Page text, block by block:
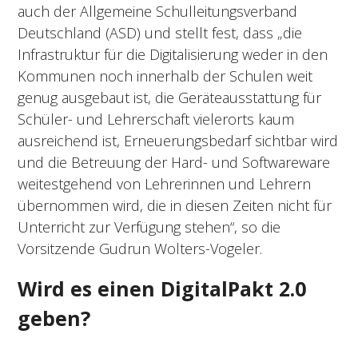
auch der Allgemeine Schulleitungsverband
Deutschland (ASD) und stellt fest, dass „die
Infrastruktur für die Digitalisierung weder in den
Kommunen noch innerhalb der Schulen weit
genug ausgebaut ist, die Geräteausstattung für
Schüler- und Lehrerschaft vielerorts kaum
ausreichend ist, Erneuerungsbedarf sichtbar wird
und die Betreuung der Hard- und Softwareware
weitestgehend von Lehrerinnen und Lehrern
übernommen wird, die in diesen Zeiten nicht für
Unterricht zur Verfügung stehen“, so die
Vorsitzende Gudrun Wolters-Vogeler.
Wird es einen DigitalPakt 2.0
geben?